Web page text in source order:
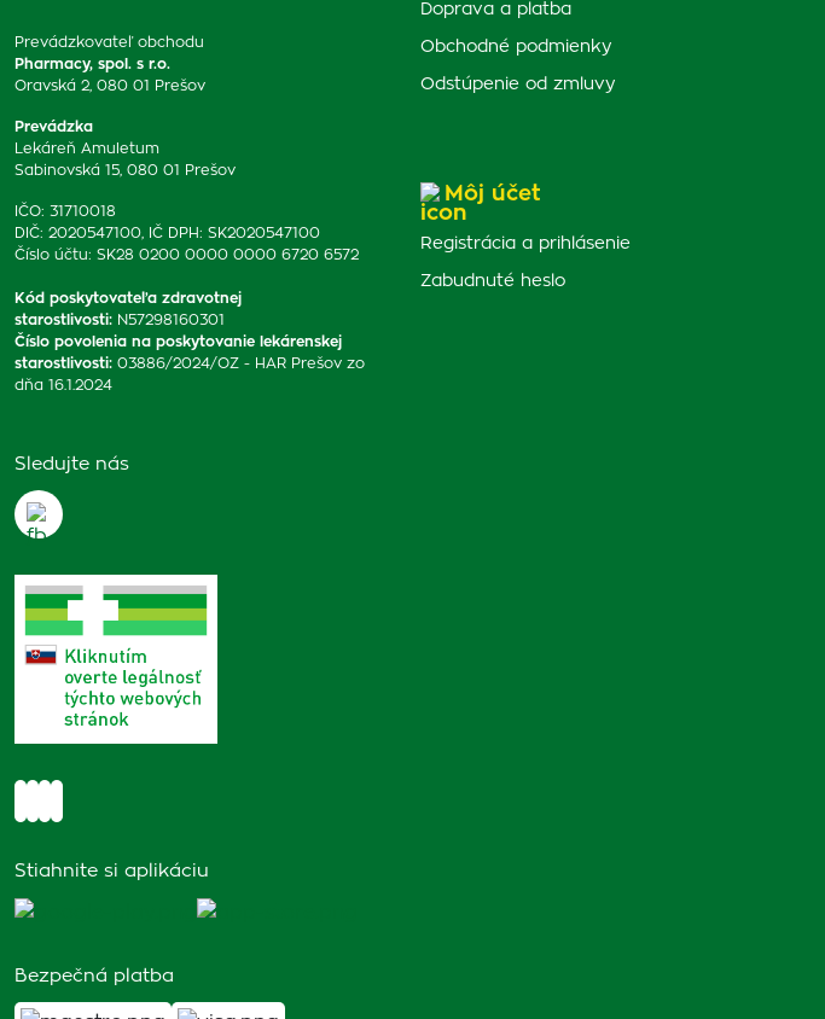
Prevádzkovateľ obchodu
Pharmacy, spol. s r.o.
Oravská 2, 080 01 Prešov
Prevádzka
Lekáreň Amuletum
Sabinovská 15, 080 01 Prešov
IČO: 31710018
DIČ: 2020547100, IČ DPH: SK2020547100
Číslo účtu: SK28 0200 0000 0000 6720 6572
Kód poskytovateľa zdravotnej
starostlivosti: N57298160301
Číslo povolenia na poskytovanie lekárenskej
starostlivosti: 03886/2024/OZ - HAR Prešov zo
dňa 16.1.2024
Sledujte nás
Stiahnite si aplikáciu
Bezpečná platba
Doprava a platba
Obchodné podmienky
Odstúpenie od zmluvy
Môj účet
Registrácia a prihlásenie
Zabudnuté heslo